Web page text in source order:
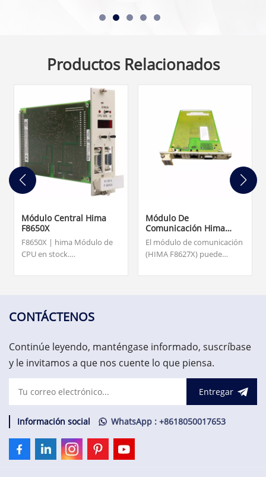
Productos Relacionados
Módulo Central Hima
F8650X
F8650X | hima Módulo de
CPU en stock.
Dimensiones: 20,3 cm x 12,7
comunicaremos con usted
Módulo De
Comunicación Hima
F8627X
El módulo de comunicación
(HIMA F8627X) puede
II a través de Ethernet.
¡bienvenido a consultar!
CONTÁCTENOS
Continúe leyendo, manténgase informado, suscríbase
y le invitamos a que nos cuente lo que piensa.
Entregar
Información social WhatsApp : +8618050017653